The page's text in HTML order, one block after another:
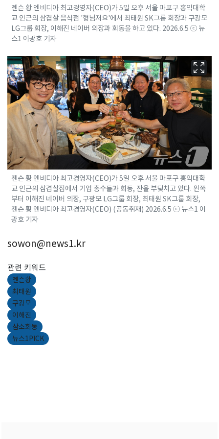
젠슨 황 엔비디아 최고경영자(CEO)가 5일 오후 서울 마포구 홍익대학
교 인근의 삼겹살 음식점 '형님저요'에서 최태원 SK그룹 회장과 구광모
LG그룹 회장, 이해진 네이버 의장과 회동을 하고 있다. 2026.6.5 ⓒ 뉴
스1 이광호 기자
젠슨 황 엔비디아 최고경영자(CEO)가 5일 오후 서울 마포구 홍익대학
교 인근의 삼겹살집에서 기업 총수들과 회동, 잔을 부딪치고 있다. 왼쪽
부터 이해진 네이버 의장, 구광모 LG그룹 회장, 최태원 SK그룹 회장,
젠슨 황 엔비디아 최고경영자(CEO) (공동취재) 2026.6.5 ⓒ 뉴스1 이
광호 기자
sowon@news1.kr
관련 키워드
젠슨황
최태원
구광모
이해진
삼소회동
뉴스1PICK